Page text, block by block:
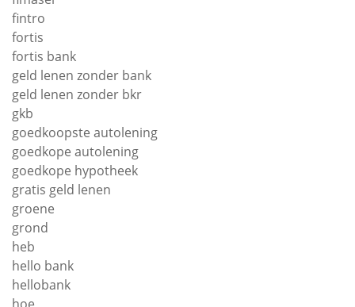
fintro
fortis
fortis bank
geld lenen zonder bank
geld lenen zonder bkr
gkb
goedkoopste autolening
goedkope autolening
goedkope hypotheek
gratis geld lenen
groene
grond
heb
hello bank
hellobank